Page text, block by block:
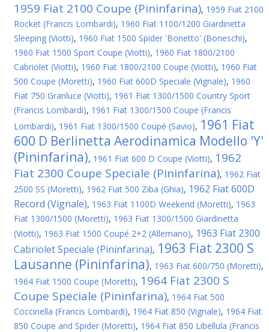
1959 Fiat 2100 Coupe (Pininfarina), 1959 Fiat 2100
Rocket (Francis Lombardi), 1960 Fiat 1100/1200 Giardinetta
Sleeping (Viotti), 1960 Fiat 1500 Spider 'Bonetto' (Boneschi),
1960 Fiat 1500 Sport Coupe (Viotti), 1960 Fiat 1800/2100
Cabriolet (Viotti), 1960 Fiat 1800/2100 Coupe (Viotti), 1960 Fiat
500 Coupe (Moretti), 1960 Fiat 600D Speciale (Vignale), 1960
Fiat 750 Granluce (Viotti), 1961 Fiat 1300/1500 Country Sport
(Francis Lombardi), 1961 Fiat 1300/1500 Coupe (Francis
Lombardi), 1961 Fiat 1300/1500 Coupé (Savio), 1961 Fiat
600 D Berlinetta Aerodinamica Modello 'Y'
(Pininfarina), 1961 Fiat 600 D Coupe (Viotti), 1962
Fiat 2300 Coupe Speciale (Pininfarina), 1962 Fiat
2500 SS (Moretti), 1962 Fiat 500 Ziba (Ghia), 1962 Fiat 600D
Record (Vignale), 1963 Fiat 1100D Weekend (Moretti), 1963
Fiat 1300/1500 (Moretti), 1963 Fiat 1300/1500 Giardinetta
(Viotti), 1963 Fiat 1500 Coupé 2+2 (Allemano), 1963 Fiat 2300
Cabriolet Speciale (Pininfarina), 1963 Fiat 2300 S
Lausanne (Pininfarina), 1963 Fiat 600/750 (Moretti),
1964 Fiat 1500 Coupe (Moretti), 1964 Fiat 2300 S
Coupe Speciale (Pininfarina), 1964 Fiat 500
Coccinella (Francis Lombardi), 1964 Fiat 850 (Vignale), 1964 Fiat
850 Coupe and Spider (Moretti), 1964 Fiat 850 Libellula (Francis